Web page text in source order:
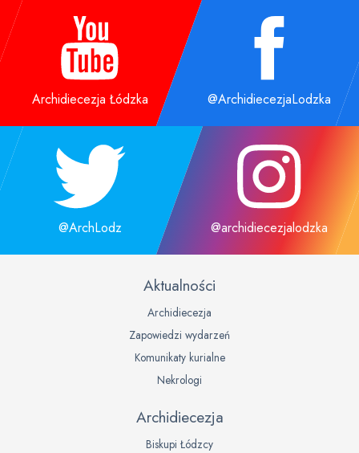
Archidiecezja Łódzka @ArchidiecezjaLodzka
@ArchLodz @archidiecezjalodzka
Aktualności
Archidiecezja
Zapowiedzi wydarzeń
Komunikaty kurialne
Nekrologi
Archidiecezja
Biskupi Łódzcy